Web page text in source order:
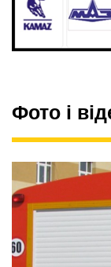
Фото і